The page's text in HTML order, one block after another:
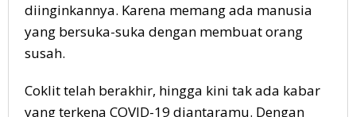
diinginkannya. Karena memang ada manusia
yang bersuka-suka dengan membuat orang
susah.
Coklit telah berakhir, hingga kini tak ada kabar
yang terkena COVID-19 diantaramu. Dengan